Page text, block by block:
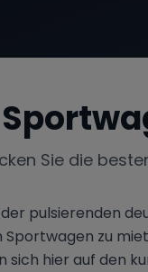
Sie die
pulsierenden
Sportwagen zu
sich hier auf den